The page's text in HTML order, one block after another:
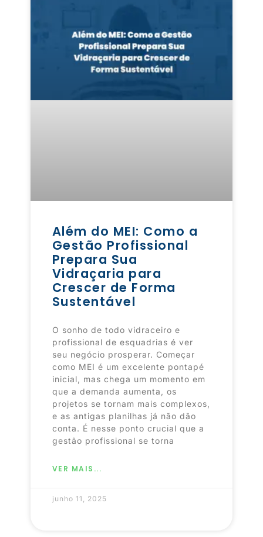
Além do MEI: Como a
Gestão Profissional
Prepara Sua
Vidraçaria para
Crescer de Forma
Sustentável
O sonho de todo vidraceiro e
profissional de esquadrias é ver
seu negócio prosperar. Começar
como MEI é um excelente pontapé
inicial, mas chega um momento em
que a demanda aumenta, os
projetos se tornam mais complexos,
e as antigas planilhas já não dão
conta. É nesse ponto crucial que a
gestão profissional se torna
VER MAIS...
junho 11, 2025